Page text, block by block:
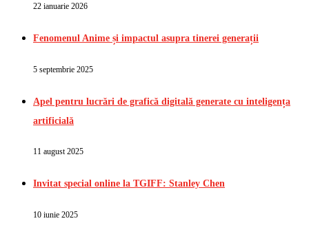
22 ianuarie 2026
Fenomenul Anime și impactul asupra tinerei generații
5 septembrie 2025
Apel pentru lucrări de grafică digitală generate cu inteligența
artificială
11 august 2025
Invitat special online la TGIFF: Stanley Chen
10 iunie 2025